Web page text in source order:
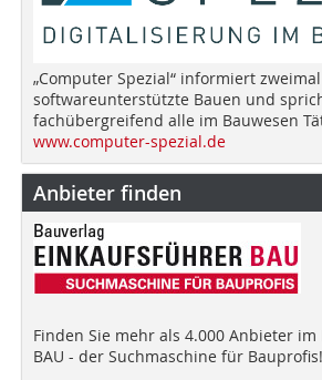
„Computer Spezial“ informiert
softwareunterstützte Bauen und
fachübergreifend alle im Bauwesen
www.computer-spezial.de
Anbieter finden
Finden Sie mehr als 4.000 Anbieter im
BAU - der Suchmaschine für Bauprofis!